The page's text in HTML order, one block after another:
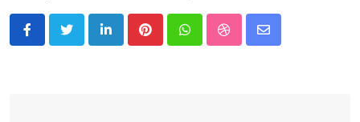
LinkedInPinterestWhatsappStumbleUpon
Share